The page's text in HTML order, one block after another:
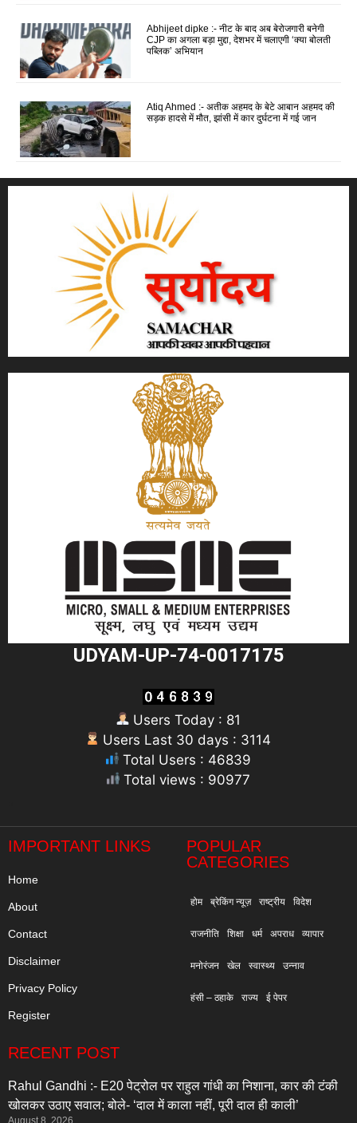
Abhijeet dipke :- नीट के बाद अब बेरोजगारी बनेगी
CJP का अगला बड़ा मुद्दा, देशभर में चलाएगी ‘क्या बोलती
पब्लिक’ अभियान
Atiq Ahmed :- अतीक अहमद के बेटे आबान अहमद की
सड़क हादसे में मौत, झांसी में कार दुर्घटना में गई जान
UDYAM-UP-74-0017175
Users Today : 81
Users Last 30 days : 3114
Total Users : 46839
Total views : 90977
IMPORTANT LINKS
Home
About
Contact
Disclaimer
Privacy Policy
Register
POPULAR
CATEGORIES
होम ब्रेकिंग न्यूज़ राष्ट्रीय विदेश
राजनीति शिक्षा धर्म अपराध व्यापार
मनोरंजन खेल स्वास्थ्य उन्नाव
हंसी – ठहाके राज्य ई पेपर
RECENT POST
Rahul Gandhi :- E20 पेट्रोल पर राहुल गांधी का निशाना, कार की टंकी
खोलकर उठाए सवाल; बोले- ‘दाल में काला नहीं, पूरी दाल ही काली’